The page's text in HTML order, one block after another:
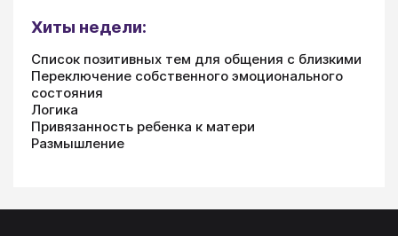
Хиты недели:
Список позитивных тем для общения с близкими
Переключение собственного эмоционального
состояния
Логика
Привязанность ребенка к матери
Размышление